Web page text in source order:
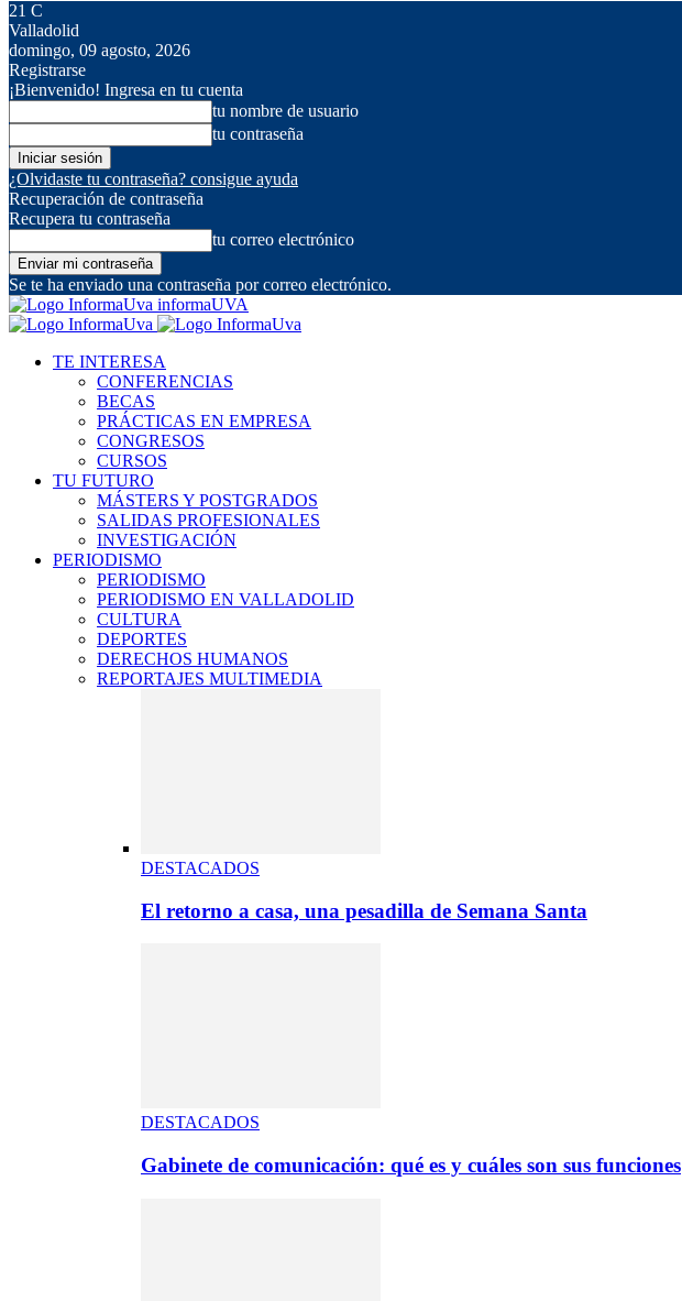
21 C
Valladolid
domingo, 09 agosto, 2026
Registrarse
¡Bienvenido! Ingresa en tu cuenta
tu nombre de usuario
tu contraseña
¿Olvidaste tu contraseña? consigue ayuda
Recuperación de contraseña
Recupera tu contraseña
tu correo electrónico
Se te ha enviado una contraseña por correo electrónico.
informaUVA
TE INTERESA
CONFERENCIAS
BECAS
PRÁCTICAS EN EMPRESA
CONGRESOS
CURSOS
TU FUTURO
MÁSTERS Y POSTGRADOS
SALIDAS PROFESIONALES
INVESTIGACIÓN
PERIODISMO
PERIODISMO
PERIODISMO EN VALLADOLID
CULTURA
DEPORTES
DERECHOS HUMANOS
REPORTAJES MULTIMEDIA
DESTACADOS
El retorno a casa, una pesadilla de Semana Santa
DESTACADOS
Gabinete de comunicación: qué es y cuáles son sus funciones